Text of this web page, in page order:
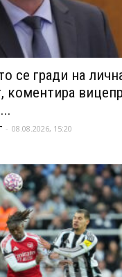
се гради на
коментира
- 08.08.2026, 15:20